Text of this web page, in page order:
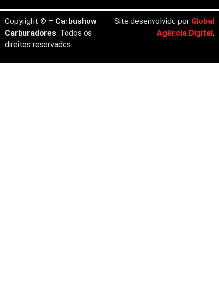
Copyright © – Carbushow
Carburadores. Todos os
direitos reservados.
Site desenvolvido por Global
Agência Digital .